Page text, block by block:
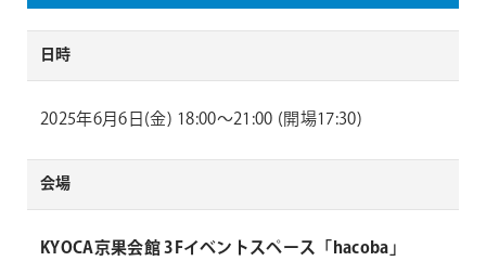
日時
2025年6月6日(金) 18:00〜21:00 (開場17:30)
会場
KYOCA京果会館 3Fイベントスペース「hacoba」